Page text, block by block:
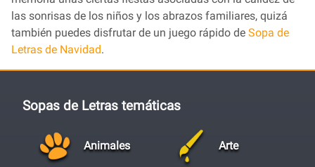
las sonrisas de los niños y los abrazos familiares, quizá
también puedes disfrutar de un juego rápido de Sopa de
Letras de Navidad.
Sopas de Letras temáticas
Animales Arte